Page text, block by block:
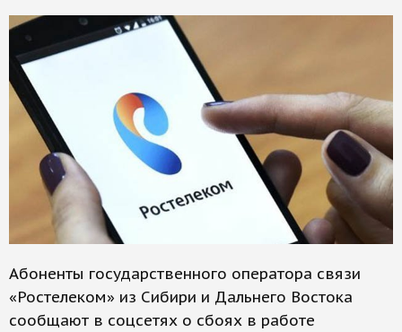
Абоненты государственного оператора связи
«Ростелеком» из Сибири и Дальнего Востока
сообщают в соцсетях о сбоях в работе